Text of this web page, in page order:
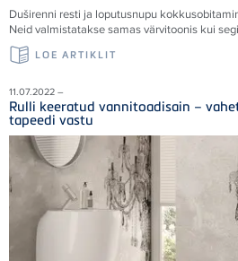
Duširenni resti ja loputusnupu
Neid valmistatakse samas värvitoonis kui
LOE ARTIKLIT
11.07.2022 –
Rulli keeratud vannitoadisain –
tapeedi vastu